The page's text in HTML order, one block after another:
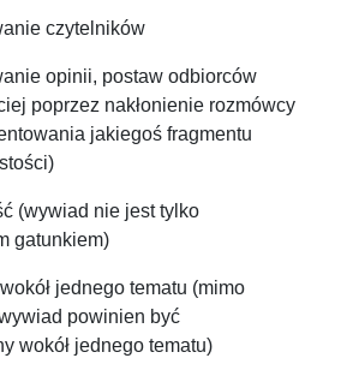
czytelników
opinii, postaw odbiorców
poprzez nakłonienie rozmówcy
jakiegoś fragmentu
(wywiad nie jest tylko
gatunkiem)
jednego tematu (mimo
powinien być
wokół jednego tematu)